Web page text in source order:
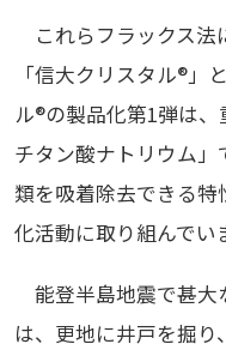
これらフラックス法
「信大クリスタル®」
ル®の製品化第1弾は
チタン酸ナトリウム」
類を吸着除去できる
化活動に取り組んでい
能登半島地震で甚大
は、更地に井戸を掘